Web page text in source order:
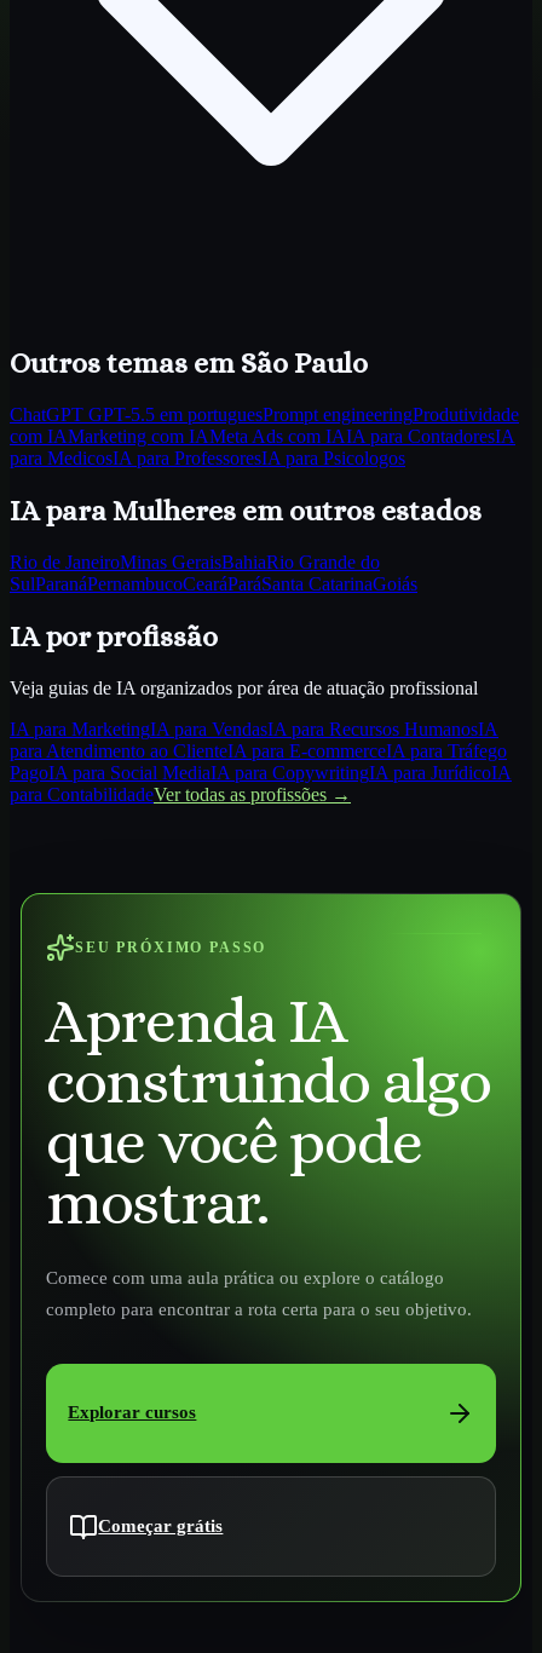
Outros temas em São Paulo
ChatGPT GPT-5.5 em portuguesPrompt engineeringProdutividade
com IAMarketing com IAMeta Ads com IAIA para ContadoresIA
para MedicosIA para ProfessoresIA para Psicologos
IA para Mulheres em outros estados
Rio de JaneiroMinas GeraisBahiaRio Grande do
SulParanáPernambucoCearáParáSanta CatarinaGoiás
IA por profissão
Veja guias de IA organizados por área de atuação profissional
IA para MarketingIA para VendasIA para Recursos HumanosIA
para Atendimento ao ClienteIA para E-commerceIA para Tráfego
PagoIA para Social MediaIA para CopywritingIA para JurídicoIA
para ContabilidadeVer todas as profissões →
SEU PRÓXIMO PASSO
Aprenda IA
construindo algo
que você pode
mostrar.
Comece com uma aula prática ou explore o catálogo
completo para encontrar a rota certa para o seu objetivo.
Explorar cursos
Começar grátis